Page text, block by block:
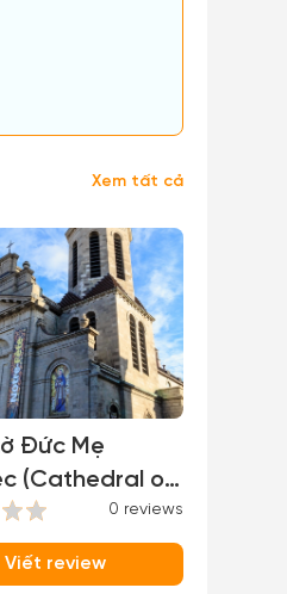
Xem tất cả
Đức Mẹ
(Cathedral of
of Quebec)
0 reviews
Viết review